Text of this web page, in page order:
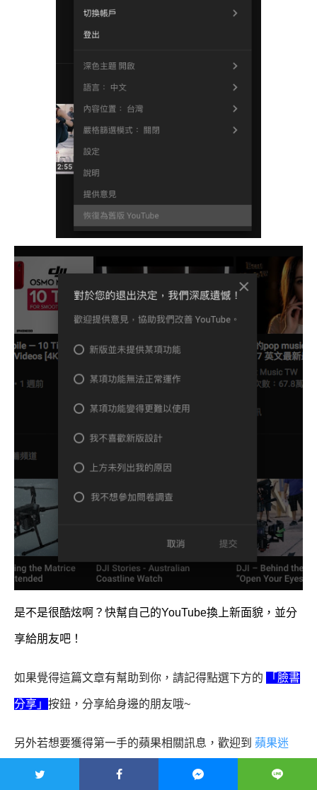
是不是很酷炫啊？快幫自己的YouTube換上新面貌，並分
享給朋友吧！
如果覺得這篇文章有幫助到你，請記得點選下方的 「臉書
分享」 按鈕，分享給身邊的朋友哦~
另外若想要獲得第一手的蘋果相關訊息，歡迎到 蘋果迷
applefans.today 官方粉絲團 按個讚，也歡迎加入有一萬